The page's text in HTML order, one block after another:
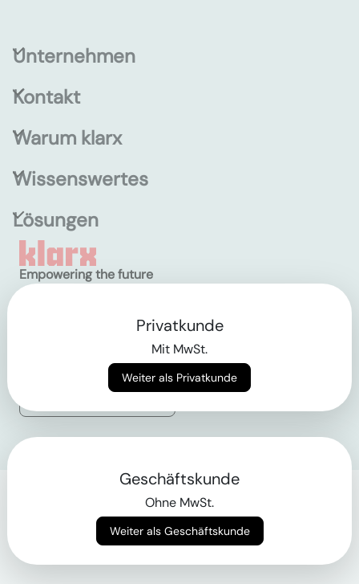
Unternehmen
Kontakt
Warum klarx
Wissenswertes
Lösungen
Empowering the future
of construction
Privatkunde
Mit MwSt.
Weiter als Privatkunde
Geschäftskunde
Ohne MwSt.
Weiter als Geschäftskunde